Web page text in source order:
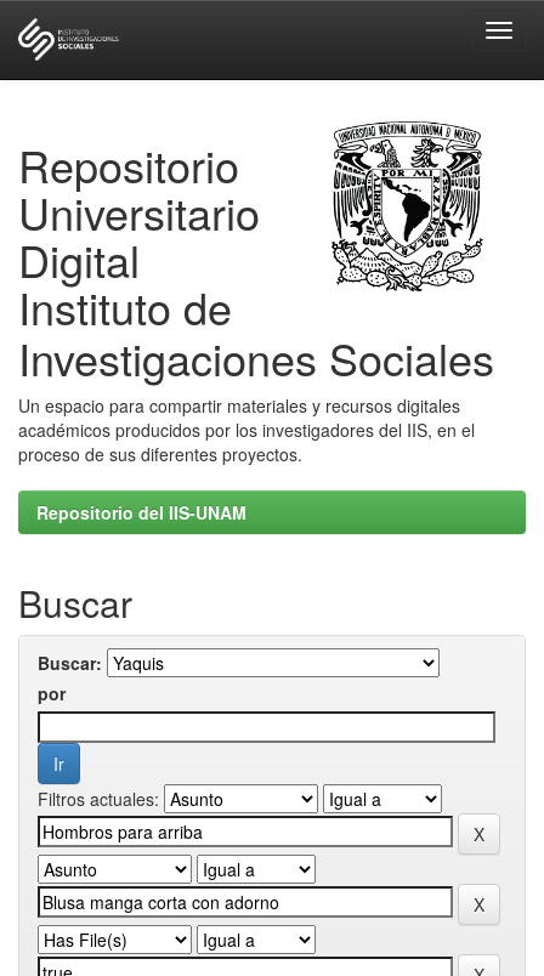
Repositorio
Universitario
Digital
Instituto de
Investigaciones Sociales
Un espacio para compartir materiales y recursos digitales
académicos producidos por los investigadores del IIS, en el
proceso de sus diferentes proyectos.
Repositorio del IIS-UNAM
Buscar
Buscar:
por
Filtros actuales: